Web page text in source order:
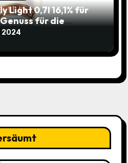
Light 0,7l 16,1% für
für die
14,99€)
2024